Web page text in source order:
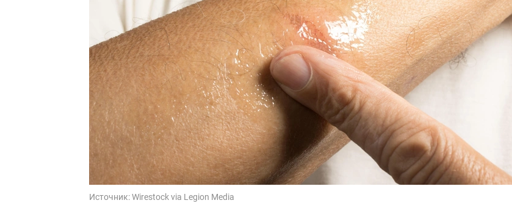
Источник:Wirestock via Legion Media